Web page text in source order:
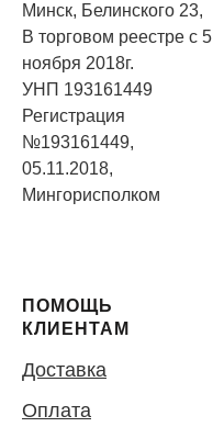
Минск, Белинского 23,
В торговом реестре с 5
ноября 2018г.
УНП 193161449
Регистрация
№193161449,
05.11.2018,
Мингорисполком
ПОМОЩЬ
КЛИЕНТАМ
Доставка
Оплата